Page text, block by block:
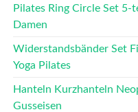
Pilates Ring Circle Set 5-
Damen
Widerstandsbänder Set
Yoga Pilates
Hanteln Kurzhanteln
Gusseisen